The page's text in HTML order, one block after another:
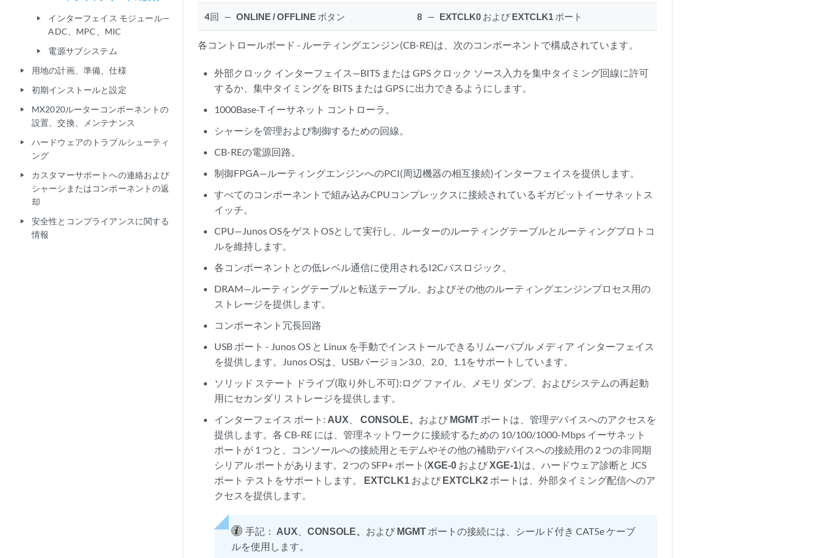
play_arrow
インターフェイス モジュール—
ADC、MPC、MIC
play_arrow 電源サブシステム
play_arrow 用地の計画、準備、仕様
play_arrow 初期インストールと設定
play_arrow
MX2020ルーターコンポーネントの
設置、交換、メンテナンス
play_arrow
ハードウェアのトラブルシューティ
ング
play_arrow
カスタマーサポートへの連絡および
シャーシまたはコンポーネントの返
却
play_arrow
安全性とコンプライアンスに関する
情報
4回 — ONLINE / OFFLINE ボタン 8 — EXTCLK0 および EXTCLK1 ポート
各コントロールボード - ルーティングエンジン(CB-RE)は、次のコンポーネントで構成されています。
外部クロック インターフェイス—BITS または GPS クロック ソース入力を集中タイミング回線に許可
するか、集中タイミングを BITS または GPS に出力できるようにします。
1000Base-T イーサネット コントローラ。
シャーシを管理および制御するための回線。
CB-REの電源回路。
制御FPGA—ルーティングエンジンへのPCI(周辺機器の相互接続)インターフェイスを提供します。
すべてのコンポーネントで組み込みCPUコンプレックスに接続されているギガビットイーサネットス
イッチ。
CPU—Junos OSをゲストOSとして実行し、ルーターのルーティングテーブルとルーティングプロトコ
ルを維持します。
各コンポーネントとの低レベル通信に使用されるI2Cバスロジック。
DRAM—ルーティングテーブルと転送テーブル、およびその他のルーティングエンジンプロセス用の
ストレージを提供します。
コンポーネント冗長回路
USB ポート - Junos OS と Linux を手動でインストールできるリムーバブル メディア インターフェイス
を提供します。Junos OSは、USBバージョン3.0、2.0、1.1をサポートしています。
ソリッド ステート ドライブ(取り外し不可):ログ ファイル、メモリ ダンプ、およびシステムの再起動
用にセカンダリ ストレージを提供します。
インターフェイス ポート: AUX 、CONSOLE、 および MGMT ポートは、管理デバイスへのアクセスを
提供します。各 CB-RE には、管理ネットワークに接続するための 10/100/1000-Mbps イーサネット
ポートが 1 つと、コンソールへの接続用とモデムやその他の補助デバイスへの接続用の 2 つの非同期
シリアル ポートがあります。2 つの SFP+ ポート(XGE-0 およびXGE-1)は、ハードウェア診断と JCS
ポート テストをサポートします。 EXTCLK1 および EXTCLK2 ポートは、外部タイミング配信へのア
クセスを提供します。
手記： AUX 、CONSOLE、 および MGMT ポートの接続には、シールド付き CAT5e ケーブ
ルを使用します。